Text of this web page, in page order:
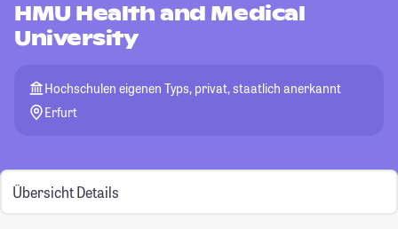
HMU Health and Medical
University
Hochschulen eigenen Typs, privat, staatlich anerkannt
Erfurt
Übersicht Details